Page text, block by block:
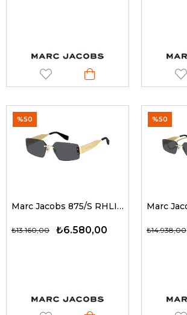
Marc Jacobs 875/S RHLIR 59 G Kadın Güneş Gözlükleri
₺6.580,00
₺13.160,00
%50
₺14.938,00
%50